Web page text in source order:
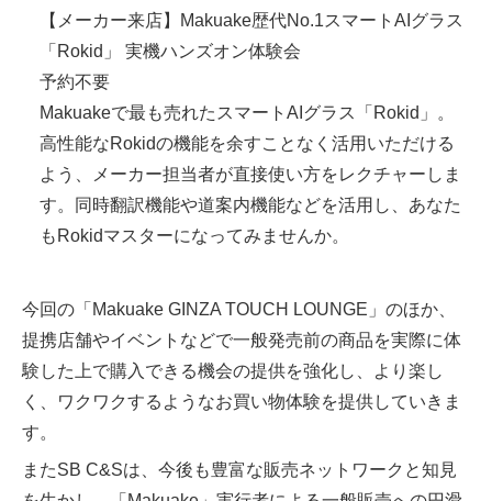
【メーカー来店】Makuake歴代No.1スマートAIグラス
「Rokid」 実機ハンズオン体験会
予約不要
Makuakeで最も売れたスマートAIグラス「Rokid」。
高性能なRokidの機能を余すことなく活用いただける
よう、メーカー担当者が直接使い方をレクチャーしま
す。同時翻訳機能や道案内機能などを活用し、あなた
もRokidマスターになってみませんか。
今回の「Makuake GINZA TOUCH LOUNGE」のほか、
提携店舗やイベントなどで一般発売前の商品を実際に体
験した上で購入できる機会の提供を強化し、より楽し
く、ワクワクするようなお買い物体験を提供していきま
す。
またSB C&Sは、今後も豊富な販売ネットワークと知見